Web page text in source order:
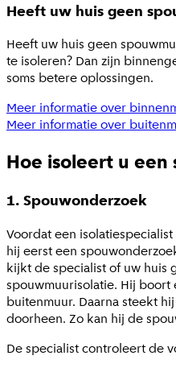
Heeft uw huis geen
Heeft uw huis geen
te isoleren? Dan zijn
soms betere oplossingen.
Meer informatie over
Meer informatie over
Hoe isoleert u een
1. Spouwonderzoek
Voordat een
hij eerst een
kijkt de specialist of uw huis
spouwmuurisolatie. Hij
buitenmuur. Daarna steekt
doorheen. Zo kan hij de
De specialist controleert de